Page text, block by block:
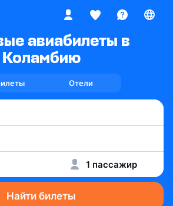
авиабилеты в
Коламбию
Отели
1 пассажир
Найти билеты